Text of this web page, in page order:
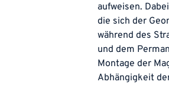
aufweisen.
die sich der
während des
und dem
Montage der
Abhängigkeit